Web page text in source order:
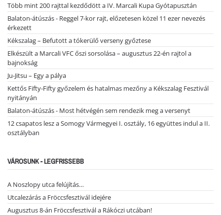
Több mint 200 rajttal kezdődött a IV. Marcali Kupa Gyótapusztán
Balaton-átúszás - Reggel 7-kor rajt, előzetesen közel 11 ezer nevezés
érkezett
Kékszalag – Befutott a tókerülő verseny győztese
Elkészült a Marcali VFC őszi sorsolása – augusztus 22-én rajtol a
bajnokság
Ju-Jitsu – Egy a pálya
Kettős Fifty-Fifty győzelem és hatalmas mezőny a Kékszalag Fesztivál
nyitányán
Balaton-átúszás - Most hétvégén sem rendezik meg a versenyt
12 csapatos lesz a Somogy Vármegyei I. osztály, 16 együttes indul a II.
osztályban
VÁROSUNK - LEGFRISSEBB
A Noszlopy utca felújítás…
Utcalezárás a Fröccsfesztivál idejére
Augusztus 8-án Fröccsfesztivál a Rákóczi utcában!